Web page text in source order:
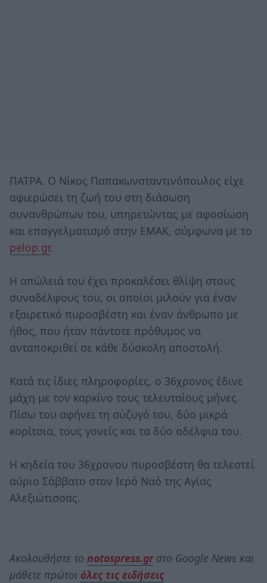
ΠΑΤΡΑ. Ο Νίκος Παπακωνσταντινόπουλος είχε
αφιερώσει τη ζωή του στη διάσωση
συνανθρώπων του, υπηρετώντας με αφοσίωση
και επαγγελματισμό στην ΕΜΑΚ, σύμφωνα με το
pelop.gr.
Η απώλειά του έχει προκαλέσει θλίψη στους
συναδέλφους του, οι οποίοι μιλούν για έναν
εξαιρετικό πυροσβέστη και έναν άνθρωπο με
ήθος, που ήταν πάντοτε πρόθυμος να
ανταποκριθεί σε κάθε δύσκολη αποστολή.
Κατά τις ίδιες πληροφορίες, ο 36χρονος έδινε
μάχη με τον καρκίνο τους τελευταίους μήνες.
Πίσω του αφήνει τη σύζυγό του, δύο μικρά
κορίτσια, τους γονείς και τα δύο αδέλφια του.
Η κηδεία του 36χρονου πυροσβέστη θα τελεστεί
αύριο Σάββατο στον Ιερό Ναό της Αγίας
Αλεξιώτισσας.
Ακολουθήστε το notospress.grστο Google News και
μάθετε πρώτοι όλες τις ειδήσεις